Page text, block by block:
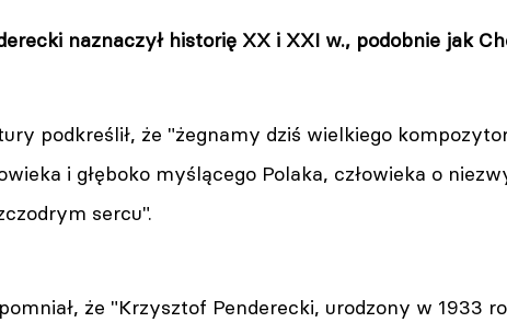
naznaczył historię XX i XXI w., podobnie jak
podkreślił, że "żegnamy dziś wielkiego
i głęboko myślącego Polaka, człowieka o
sercu".
że "Krzysztof Penderecki, urodzony w 1933